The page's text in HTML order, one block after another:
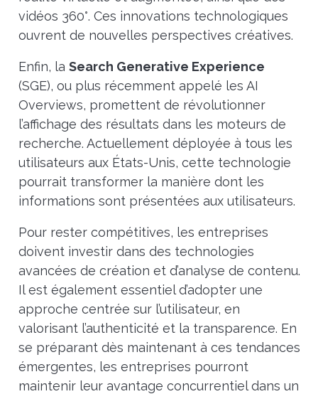
vidéos 360°. Ces innovations technologiques
ouvrent de nouvelles perspectives créatives.
Enfin, la Search Generative Experience
(SGE), ou plus récemment appelé les AI
Overviews, promettent de révolutionner
l’affichage des résultats dans les moteurs de
recherche. Actuellement déployée à tous les
utilisateurs aux États-Unis, cette technologie
pourrait transformer la manière dont les
informations sont présentées aux utilisateurs.
Pour rester compétitives, les entreprises
doivent investir dans des technologies
avancées de création et d’analyse de contenu.
Il est également essentiel d’adopter une
approche centrée sur l’utilisateur, en
valorisant l’authenticité et la transparence. En
se préparant dès maintenant à ces tendances
émergentes, les entreprises pourront
maintenir leur avantage concurrentiel dans un